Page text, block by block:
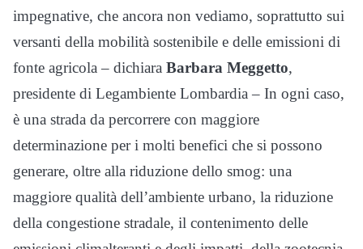
impegnative, che ancora non vediamo, soprattutto sui
versanti della mobilità sostenibile e delle emissioni di
fonte agricola – dichiara Barbara Meggetto,
presidente di Legambiente Lombardia – In ogni caso,
è una strada da percorrere con maggiore
determinazione per i molti benefici che si possono
generare, oltre alla riduzione dello smog: una
maggiore qualità dell’ambiente urbano, la riduzione
della congestione stradale, il contenimento delle